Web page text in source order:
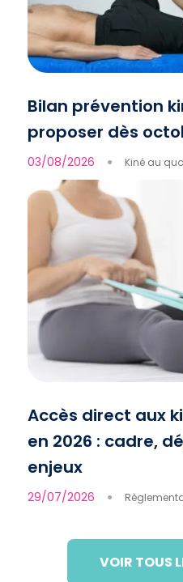
Bilan prévention
proposer dès
03/08/2026 ● Kiné au
Accès direct aux
en 2026 : cadre,
enjeux
29/07/2026 ●
VOIR TOUS